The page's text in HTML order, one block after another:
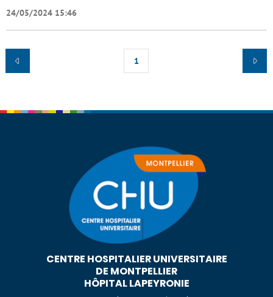
24/05/2024 15:46
1
CENTRE HOSPITALIER UNIVERSITAIRE
DE MONTPELLIER
HÔPITAL LAPEYRONIE